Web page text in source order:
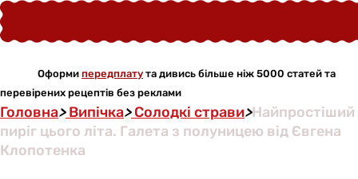
Оформи передплату та дивись більше ніж 5000 статей та
перевірених рецептів без реклами
Головна>Випічка>Солодкі страви>Найпростіший
пиріг цього літа. Галета з полуницею від Євгена
Клопотенка